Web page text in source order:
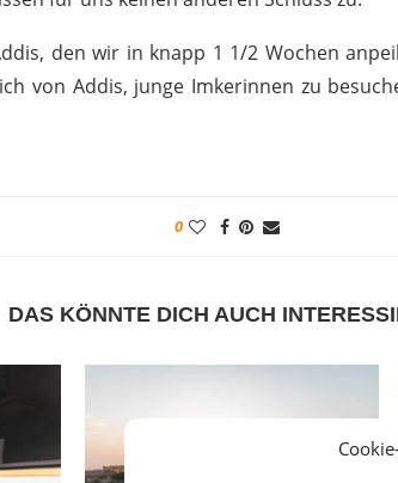
den wir in knapp 1 1/2 Wochen
von Addis, junge Imkerinnen zu
0
DAS KÖNNTE DICH AUCH